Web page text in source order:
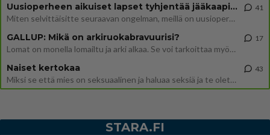
Uusioperheen aikuiset lapset tyhjentää jääkaapin käydessään
Miten selvittäisitte seuraavan ongelman, meillä on uusioperhe, minulla teini-ikäiset lapset ja puolisolla aikuiset, jotk
41
GALLUP: Mikä on arkiruokabravuurisi?
Lomat on monella lomailtu ja arki alkaa. Se voi tarkoittaa myös sitä, että grillailut on grillattu ja palataan arjen ruo
17
Naiset kertokaa
Miksi se että mies on seksuaalinen ja haluaa seksiä ja te olette hänen mielestänne haluttava on vastenmielistä? Mikä sii
43
STARA.FI